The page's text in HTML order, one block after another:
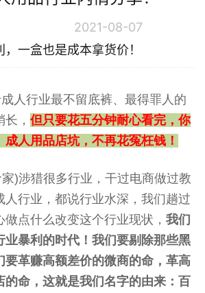
命家 2021-08-07
一盒也是成本拿货价！
人行业最不留底裤、最得罪人的
长，但只要花五分钟耐心看完，你
人用品店坑，不再花冤枉钱！
)涉猎很多行业，干过电商做过教
人行业，都说行业水深，我们趟过
做点什么改变这个行业现状，我们
业暴利的时代！我们要剔除那些黑
要革赚高额差价的微商的命，革高
的命，这就是我们名字的由来：百